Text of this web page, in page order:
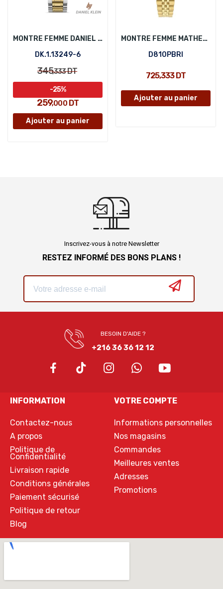
MONTRE FEMME DANIEL KLEIN DK.1.13249-6
DK.1.13249-6
345,333DT
259,000DT
-25%
Ajouter au panier
MONTRE FEMME MATHEY-TISSOT D810PBRI
D810PBRI
725,333 DT
Ajouter au panier
Inscrivez-vous à notre Newsletter
RESTEZ INFORMÉ DES BONS PLANS !
BESOIN D'AIDE ?
+216 36 36 12 12
INFORMATION
Contactez-nous
A propos
Politique de
Confidentialité
Livraison rapide
Conditions générales
Paiement sécurisé
Politique de retour
Blog
VOTRE COMPTE
Informations personnelles
Nos magasins
Commandes
Meilleures ventes
Adresses
Promotions